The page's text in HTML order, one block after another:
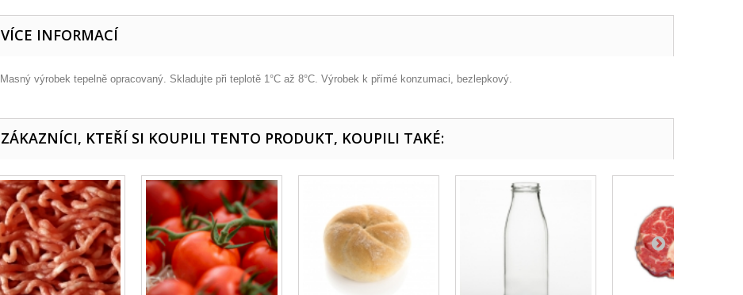
VÍCE INFORMACÍ
Masný výrobek tepelně opracovaný. Skladujte při teplotě 1°C až 8°C. Výrobek k přímé konzumaci, bezlepkový.
ZÁKAZNÍCI, KTEŘÍ SI KOUPILI TENTO PRODUKT, KOUPILI TAKÉ: